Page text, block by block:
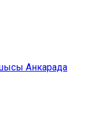
Анкарада